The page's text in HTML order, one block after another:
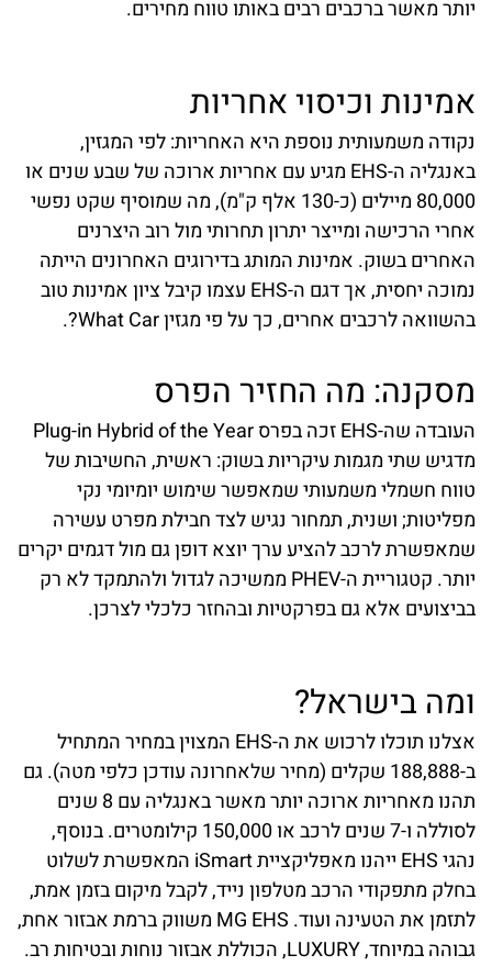
יותר מאשר ברכבים רבים באותו טווח מחירים.
אמינות וכיסוי אחריות
נקודה משמעותית נוספת היא האחריות: לפי המגזין,
באנגליה ה-EHS מגיע עם אחריות ארוכה של שבע שנים או
80,000 מיילים (כ-130 אלף ק"מ), מה שמוסיף שקט נפשי
אחרי הרכישה ומייצר יתרון תחרותי מול רוב היצרנים
האחרים בשוק. אמינות המותג בדירוגים האחרונים הייתה
נמוכה יחסית, אך דגם ה-EHS עצמו קיבל ציון אמינות טוב
בהשוואה לרכבים אחרים, כך על פי מגזין What Car?.
מסקנה: מה החזיר הפרס
העובדה שה-EHS זכה בפרס Plug-in Hybrid of the Year
מדגיש שתי מגמות עיקריות בשוק: ראשית, החשיבות של
טווח חשמלי משמעותי שמאפשר שימוש יומיומי נקי
מפליטות; ושנית, תמחור נגיש לצד חבילת מפרט עשירה
שמאפשרת לרכב להציע ערך יוצא דופן גם מול דגמים יקרים
יותר. קטגוריית ה-PHEV ממשיכה לגדול ולהתמקד לא רק
בביצועים אלא גם בפרקטיות ובהחזר כלכלי לצרכן.
ומה בישראל?
אצלנו תוכלו לרכוש את ה-EHS המצוין במחיר המתחיל
ב-188,888 שקלים (מחיר שלאחרונה עודכן כלפי מטה). גם
תהנו מאחריות ארוכה יותר מאשר באנגליה עם 8 שנים
לסוללה ו-7 שנים לרכב או 150,000 קילומטרים. בנוסף,
נהגי EHS ייהנו מאפליקציית iSmart המאפשרת לשלוט
בחלק מתפקודי הרכב מטלפון נייד, לקבל מיקום בזמן אמת,
לתזמן את הטעינה ועוד. MG EHS משווק ברמת אבזור אחת,
גבוהה במיוחד, LUXURY, הכוללת אבזור נוחות ובטיחות רב.